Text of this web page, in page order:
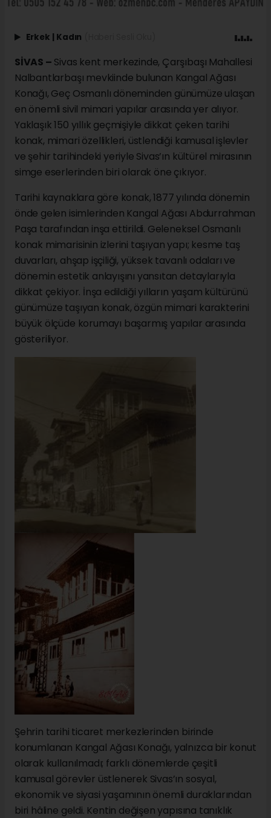
Erkek | Kadın
SİVAS – Sivas kent merkezinde, Çarşıbaşı Mahallesi
Nalbantlarbaşı mevkiinde bulunan Kangal Ağası
Konağı, Geç Osmanlı döneminden günümüze ulaşan
en önemli sivil mimari yapılar arasında yer alıyor.
Yaklaşık 150 yıllık geçmişiyle dikkat çeken tarihi
konak, mimari özellikleri, üstlendiği kamusal işlevler
ve şehir tarihindeki yeriyle Sivas’ın kültürel mirasının
simge eserlerinden biri olarak öne çıkıyor.
Tarihi kaynaklara göre konak, 1877 yılında dönemin
önde gelen isimlerinden Kangal Ağası Abdurrahman
Paşa tarafından inşa ettirildi. Geleneksel Osmanlı
konak mimarisinin izlerini taşıyan yapı; kesme taş
duvarları, ahşap işçiliği, yüksek tavanlı odaları ve
dönemin estetik anlayışını yansıtan detaylarıyla
dikkat çekiyor. İnşa edildiği yılların yaşam kültürünü
günümüze taşıyan konak, özgün mimari karakterini
büyük ölçüde korumayı başarmış yapılar arasında
gösteriliyor.
Şehrin tarihi ticaret merkezlerinden birinde
konumlanan Kangal Ağası Konağı, yalnızca bir konut
olarak kullanılmadı; farklı dönemlerde çeşitli
kamusal görevler üstlenerek Sivas’ın sosyal,
ekonomik ve siyasi yaşamının önemli duraklarından
biri hâline geldi. Kentin değişen yapısına tanıklık